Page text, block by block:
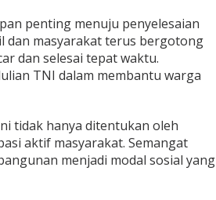
penting menuju penyelesaian
dan masyarakat terus bergotong
dan selesai tepat waktu.
TNI dalam membantu warga
tidak hanya ditentukan oleh
aktif masyarakat. Semangat
menjadi modal sosial yang